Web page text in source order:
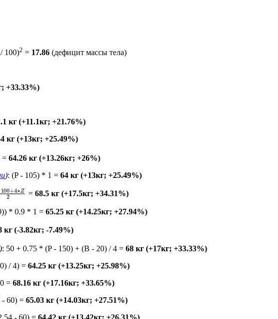
100)2 = 17.86 (дефицит массы тела)
+33.33%)
кг (+11.1кг; +21.76%)
кг (+13кг; +25.49%)
= 64.26 кг (+13.26кг; +26%)
): (P - 105) * 1 = 64 кг (+13кг; +25.49%)
100 +4∗ 2
=68.5 кг (+17.5кг; +34.31%)
* 0.9 * 1 = 65.25 кг (+14.25кг; +27.94%)
кг (-3.82кг; -7.49%)
): 50 + 0.75 * (P - 150) + (B - 20) / 4 = 68 кг (+17кг; +33.33%)
/ 4) = 64.25 кг (+13.25кг; +25.98%)
= 68.16 кг (+17.16кг; +33.65%)
- 60) = 65.03 кг (+14.03кг; +27.51%)